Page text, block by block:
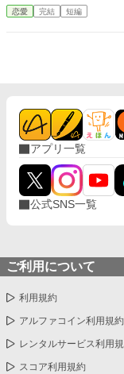
た。 「君の力なら、この街を守れる。一緒に守ろう」 そう言われ
て彼の領地に来て、婚約
恋愛 完結 短編
アプリ一覧
公式SNS一覧
ご利用について
利用規約
アルファコイン利用規約
レンタルサービス利用
スコア利用規約